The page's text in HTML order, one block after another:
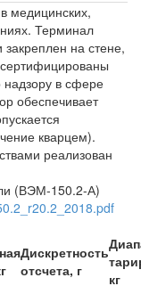
медицинских,
Терминал
на стене,
в сфере
обеспечивает
кварцем).
реализован
(ВЭМ-150.2-А)
Дискретность
отсчета, г
кг